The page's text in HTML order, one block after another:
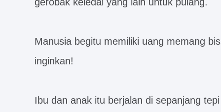
Manusia begitu memiliki uang memang
inginkan!
Ibu dan anak itu berjalan di sepanjang